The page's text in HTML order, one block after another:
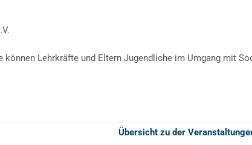
können Lehrkräfte und Eltern Jugendliche im Umgang mit
Übersicht zu der